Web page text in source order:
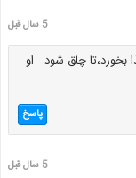
5 سال قبل
بخورد،تا چاق شود.. او
پاسخ
5 سال قبل